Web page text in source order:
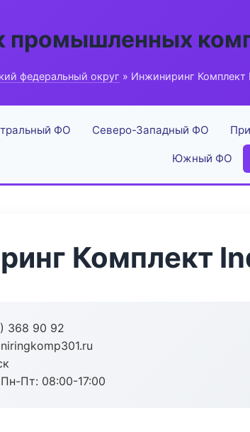
промышленных
федеральный округ » Инжиниринг Комплект
ФО Северо-Западный ФО
Южный ФО
Комплект
368 90 92
Пн-Пт: 08:00-17:00